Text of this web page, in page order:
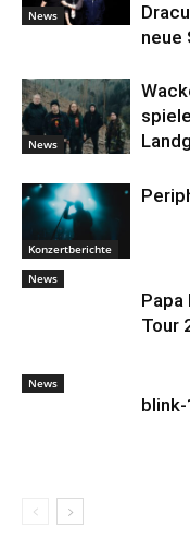
News
neue
News
Konzertberichte
News
Papa
Tour
News